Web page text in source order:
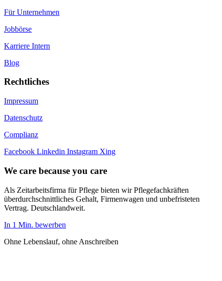
Für Unternehmen
Jobbörse
Karriere Intern
Blog
Rechtliches
Impressum
Datenschutz
Complianz
Facebook Linkedin Instagram Xing
We care because you care
Als Zeitarbeitsfirma für Pflege bieten wir Pflegefachkräften
überdurchschnittliches Gehalt, Firmenwagen und unbefristeten
Vertrag. Deutschlandweit.
In 1 Min. bewerben
Ohne Lebenslauf, ohne Anschreiben